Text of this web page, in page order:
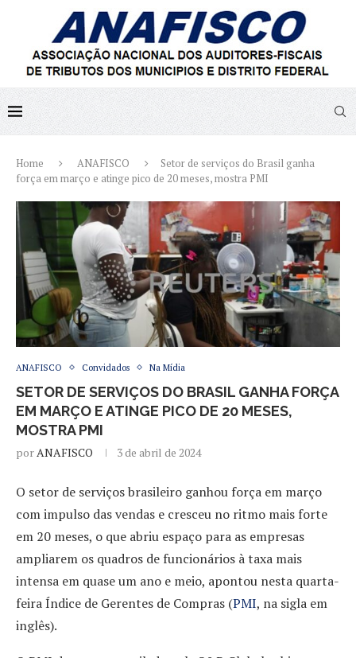
Home ANAFISCO
Setor de serviços do Brasil ganha
força em março e atinge pico de 20 meses, mostra PMI
ANAFISCO Convidados Na Mídia
SETOR DE SERVIÇOS DO BRASIL GANHA FORÇA
EM MARÇO E ATINGE PICO DE 20 MESES,
MOSTRA PMI
por ANAFISCO 3 de abril de 2024
O setor de serviços brasileiro ganhou força em março
com impulso das vendas e cresceu no ritmo mais forte
em 20 meses, o que abriu espaço para as empresas
ampliarem os quadros de funcionários à taxa mais
intensa em quase um ano e meio, apontou nesta quarta-
feira Índice de Gerentes de Compras (PMI, na sigla em
inglês).